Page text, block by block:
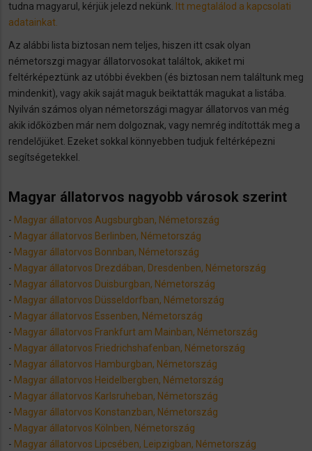
tudna magyarul, kérjük jelezd nekünk.
Itt megtalálod a kapcsolati
adatainkat.
Az alábbi lista biztosan nem teljes, hiszen itt csak olyan
németorszgi magyar állatorvosokat találtok, akiket mi
feltérképeztünk az utóbbi években (és biztosan nem találtunk meg
mindenkit), vagy akik saját maguk beiktatták magukat a listába.
Nyilván számos olyan németországi magyar állatorvos van még
akik időközben már nem dolgoznak, vagy nemrég indították meg a
rendelőjüket. Ezeket sokkal könnyebben tudjuk feltérképezni
segítségetekkel.
Magyar állatorvos nagyobb városok szerint
- Magyar állatorvos Augsburgban, Németország
- Magyar állatorvos Berlinben, Németország
- Magyar állatorvos Bonnban, Németország
- Magyar állatorvos Drezdában, Dresdenben, Németország
- Magyar állatorvos Duisburgban, Németország
- Magyar állatorvos Düsseldorfban, Németország
- Magyar állatorvos Essenben, Németország
- Magyar állatorvos Frankfurt am Mainban, Németország
- Magyar állatorvos Friedrichshafenban, Németország
- Magyar állatorvos Hamburgban, Németország
- Magyar állatorvos Heidelbergben, Németország
- Magyar állatorvos Karlsruheban, Németország
- Magyar állatorvos Konstanzban, Németország
- Magyar állatorvos Kölnben, Németország
- Magyar állatorvos Lipcsében, Leipzigban, Németország